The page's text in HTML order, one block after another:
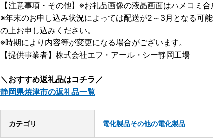
【注意事項・その他】※お礼品画像の液晶画面はハメコミ合
※年末のお申し込み状況によっては配送が2～3月となる可
の上お申し込みください。
※時期により内容等が変更になる場合がございます。
【提供事業者】株式会社エフ・アール・シー静岡工場
＼おすすめ返礼品はコチラ／
静岡県焼津市の返礼品一覧
カテゴリ 電化製品その他の電化製品